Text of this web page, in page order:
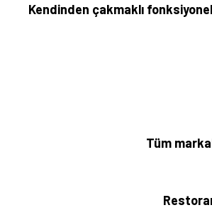
Kendinden çakmaklı
Tüm